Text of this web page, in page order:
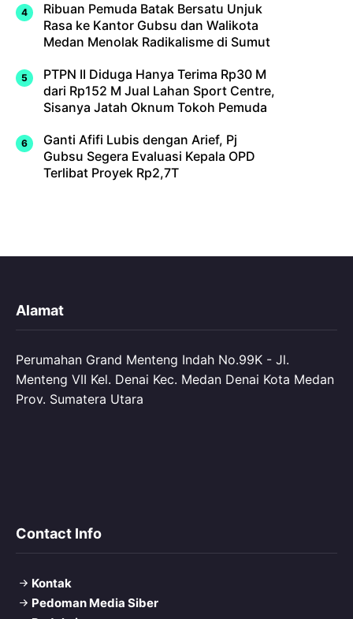
Ribuan Pemuda Batak Bersatu Unjuk
Rasa ke Kantor Gubsu dan Walikota
Medan Menolak Radikalisme di Sumut
PTPN II Diduga Hanya Terima Rp30 M
dari Rp152 M Jual Lahan Sport Centre,
Sisanya Jatah Oknum Tokoh Pemuda
Ganti Afifi Lubis dengan Arief, Pj
Gubsu Segera Evaluasi Kepala OPD
Terlibat Proyek Rp2,7T
Alamat
Perumahan Grand Menteng Indah No.99K - Jl.
Menteng VII Kel. Denai Kec. Medan Denai Kota Medan
Prov. Sumatera Utara
Contact Info
Kontak
Pedoman Media Siber